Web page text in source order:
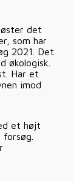
det
som har
2021. Det
økologisk.
Har et
imod
et højt